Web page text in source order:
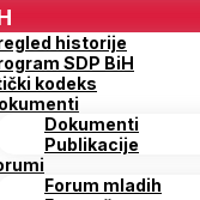
historije
SDP BiH
kodeks
Dokumenti
Publikacije
Forum mladih